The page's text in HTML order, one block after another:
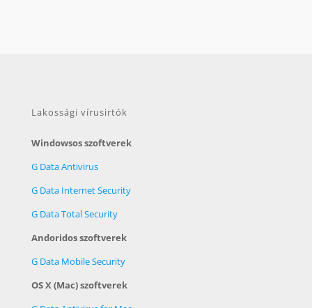
Lakossági vírusirtók
Windowsos szoftverek
G Data Antivirus
G Data Internet Security
G Data Total Security
Andoridos szoftverek
G Data Mobile Security
OS X (Mac) szoftverek